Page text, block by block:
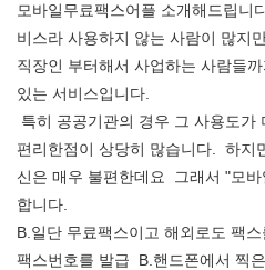
모바일무료팩스어플 소개해드립니
비스라 사용하지 않는 사람이 많지
직장인 부터해서 사업하는 사람들
있는 서비스입니다.
특히 공공기관의 경우 그 사용도가
편리한점이 상당히 많습니다. 하지
신은 매우 불편한데요 그래서 "모
합니다.
B.일단 무료팩스이고 해외로도 팩
팩스번호를 발급 B.핸드폰에서 찍